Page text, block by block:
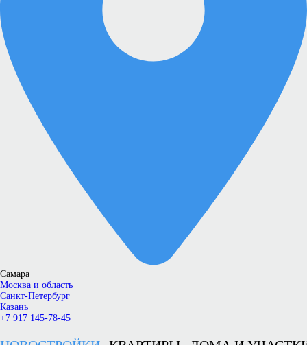
Самара
Москва и область
Санкт-Петербург
Казань
+7 917 145-78-45